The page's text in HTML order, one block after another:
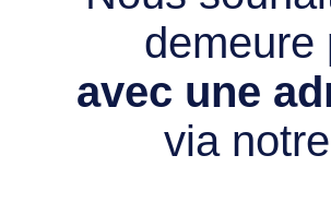
demeure
avec une
via